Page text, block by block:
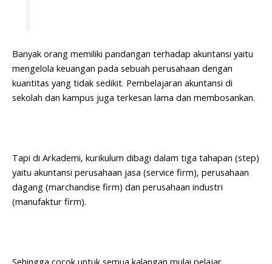
Banyak orang memiliki pandangan terhadap akuntansi yaitu
mengelola keuangan pada sebuah perusahaan dengan
kuantitas yang tidak sedikit. Pembelajaran akuntansi di
sekolah dan kampus juga terkesan lama dan membosankan.
Tapi di Arkademi, kurikulum dibagi dalam tiga tahapan (step)
yaitu akuntansi perusahaan jasa (service firm), perusahaan
dagang (marchandise firm) dan perusahaan industri
(manufaktur firm).